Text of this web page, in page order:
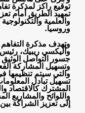
توقيع راكز لمذكرة
تمهيد الطريق أمام
والعلمية
وروسيا.
وتهدف مذكرة
وأليكسي ريبيك،
جسور التواصل الوثيق
وتسهيل المشاركة
والتي سيتم تنظيمها
تسهيل تبادل
المشترك كالاقتصاد
واللوائح والمشاريع
إلى تعزيز الشراكة